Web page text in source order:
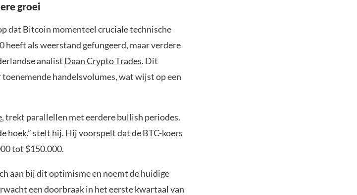
groei
dat Bitcoin momenteel cruciale technische
heeft als weerstand gefungeerd, maar verdere
analist Daan Crypto Trades. Dit
handelsvolumes, wat wijst op een
, trekt parallellen met eerdere bullish periodes.
hoek,” stelt hij. Hij voorspelt dat de BTC-koers
tot $150.000.
aan bij dit optimisme en noemt de huidige
een doorbraak in het eerste kwartaal van